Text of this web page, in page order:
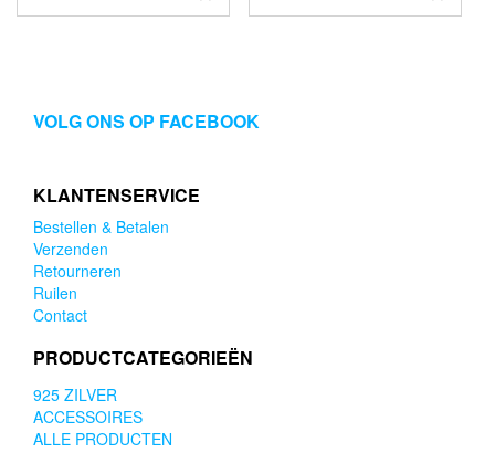
VOLG ONS OP FACEBOOK
KLANTENSERVICE
Bestellen & Betalen
Verzenden
Retourneren
Ruilen
Contact
PRODUCTCATEGORIEËN
925 ZILVER
ACCESSOIRES
ALLE PRODUCTEN